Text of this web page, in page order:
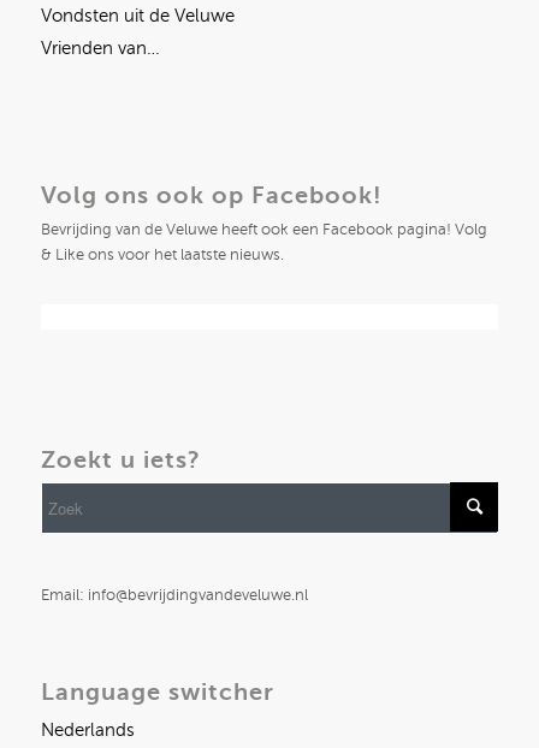
Vondsten uit de Veluwe
Vrienden van…
Volg ons ook op Facebook!
Bevrijding van de Veluwe heeft ook een Facebook pagina! Volg
& Like ons voor het laatste nieuws.
Zoekt u iets?
Email: info@bevrijdingvandeveluwe.nl
Language switcher
Nederlands